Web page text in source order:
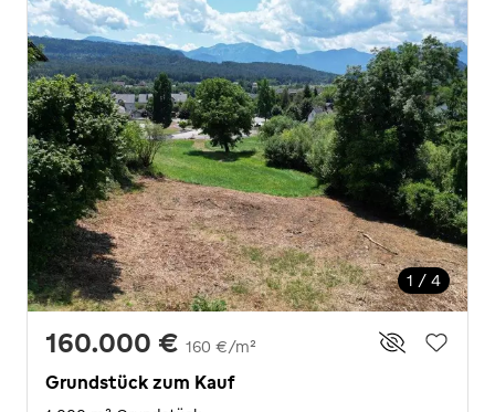
1 / 4
160.000 € 160 €/m²
Grundstück zum Kauf